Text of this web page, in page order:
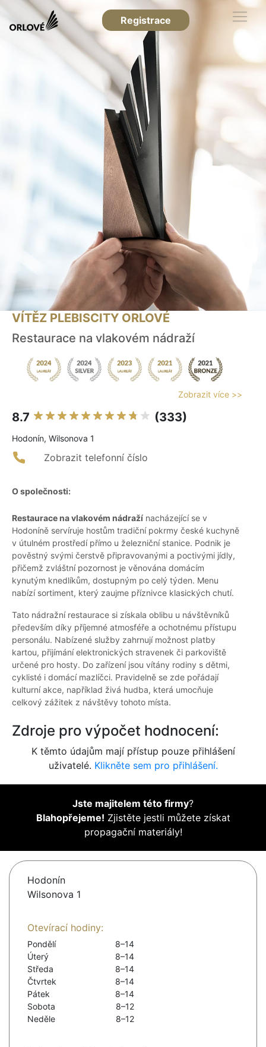
Registrace
VÍTĚZ PLEBISCITY ORLOVÉ
Restaurace na vlakovém nádraží
Zobrazit více >>
8.7 (333)
Hodonín, Wilsonova 1
Zobrazit telefonní číslo
O společnosti:
Restaurace na vlakovém nádraží nacházející se v
Hodoníně servíruje hostům tradiční pokrmy české kuchyně
v útulném prostředí přímo u železniční stanice. Podnik je
pověstný svými čerstvě připravovanými a poctivými jídly,
přičemž zvláštní pozornost je věnována domácím
kynutým knedlíkům, dostupným po celý týden. Menu
nabízí sortiment, který zaujme příznivce klasických chutí.
Tato nádražní restaurace si získala oblibu u návštěvníků
především díky příjemné atmosféře a ochotnému přístupu
personálu. Nabízené služby zahrnují možnost platby
kartou, přijímání elektronických stravenek či parkoviště
určené pro hosty. Do zařízení jsou vítány rodiny s dětmi,
cyklisté i domácí mazlíčci. Pravidelně se zde pořádají
kulturní akce, například živá hudba, která umocňuje
celkový zážitek z návštěvy tohoto místa.
Zdroje pro výpočet hodnocení:
K těmto údajům mají přístup pouze přihlášení
uživatelé. Klikněte sem pro přihlášení.
Jste majitelem této firmy?
Blahopřejeme! Zjistěte jestli můžete získat
propagační materiály!
Hodonín
Wilsonova 1
Otevírací hodiny:
Pondělí
8–14
Úterý
8–14
Středa
8–14
Čtvrtek
8–14
Pátek
8–14
Sobota
8–12
Neděle
8–12